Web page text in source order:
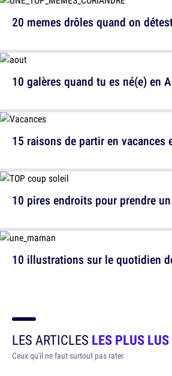
10 galères quand tu es né(e) en
10 pires endroits pour prendre
20 memes drôles quand on
15 raisons de partir en vacances
10 illustrations sur le quotidien
LES ARTICLES LES PLUS LUS
Ceux qu'il ne faut surtout pas rater